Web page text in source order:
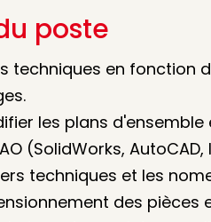
poste
techniques en fonction
les plans d'ensemble
(SolidWorks,
techniques et les
des pièces